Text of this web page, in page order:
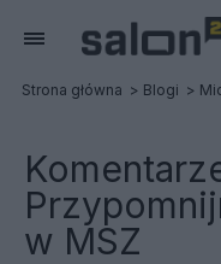
Strona główna Blogi
w MSZ